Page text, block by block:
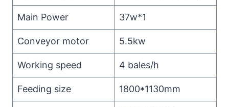
Main Power 37w*1
Conveyor motor 5.5kw
Working speed 4 bales/h
Feeding size 1800*1130mm